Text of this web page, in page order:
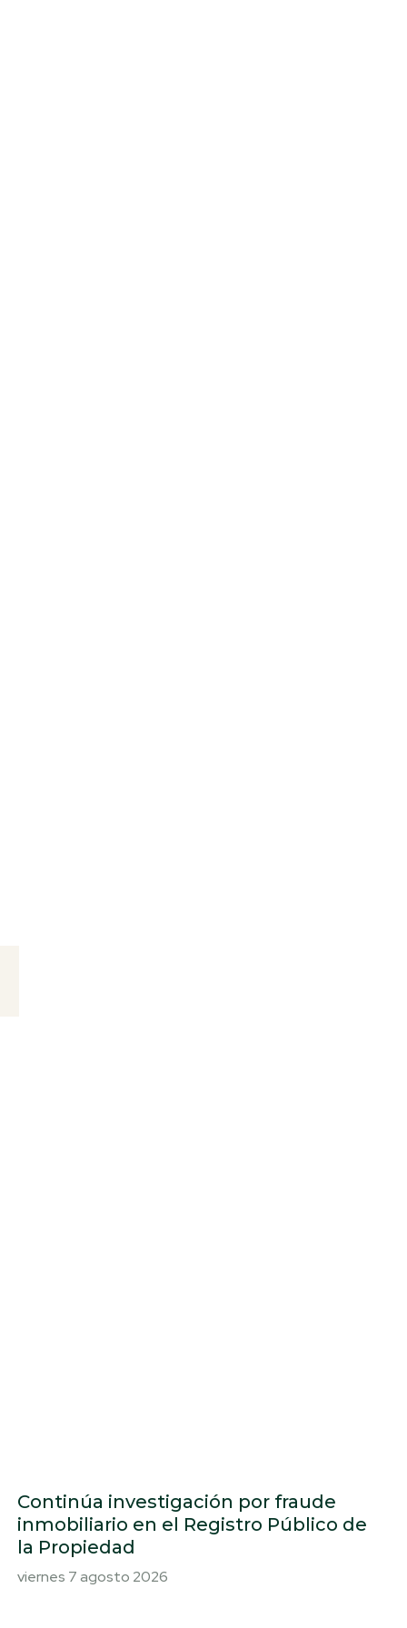
Continúa investigación por fraude
inmobiliario en el Registro Público de
la Propiedad
viernes 7 agosto 2026